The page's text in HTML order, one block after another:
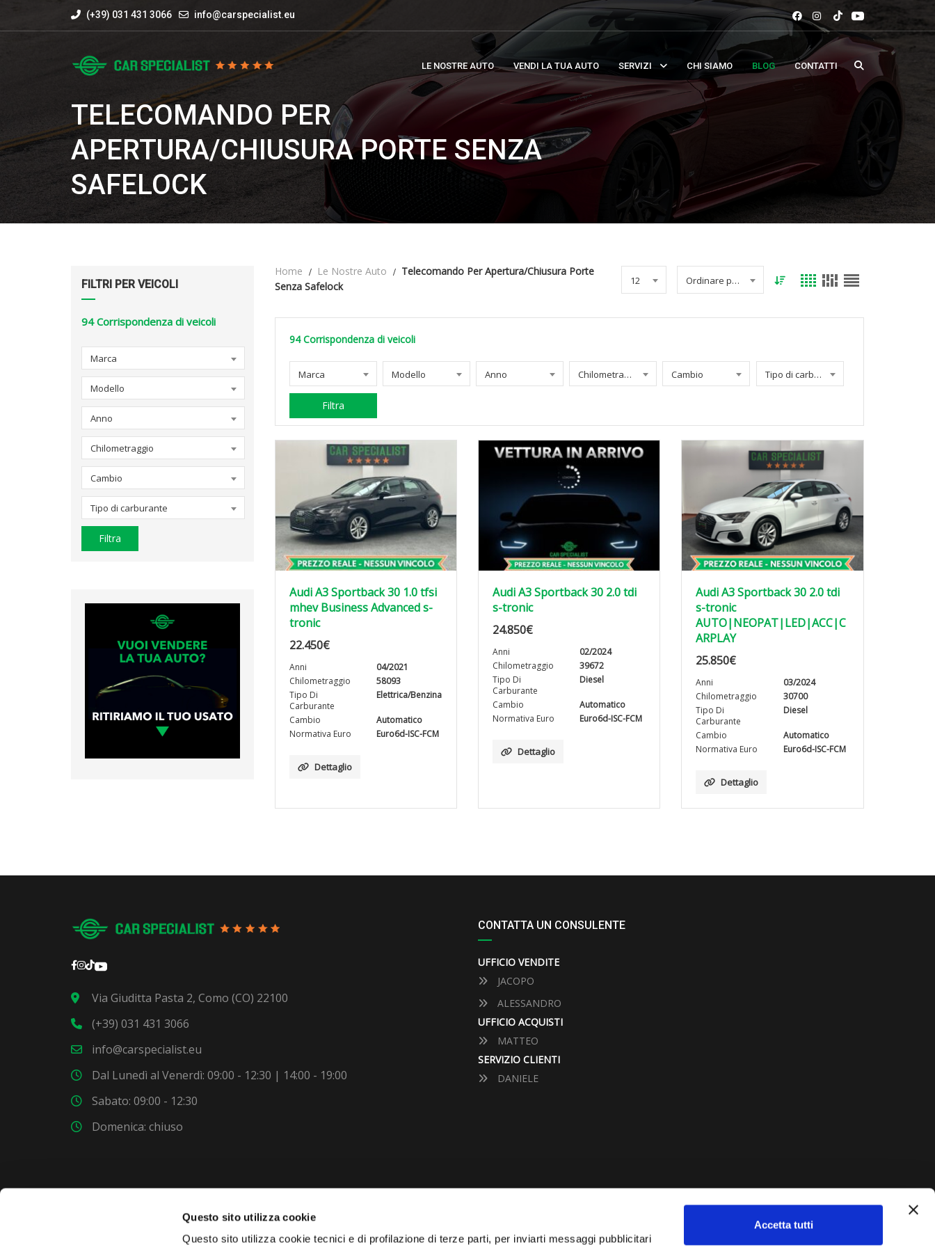
Questo sito utilizza cookie
Questo sito utilizza cookie tecnici e di profilazione di terze parti, per inviarti messaggi pubblicitari
Accetta tutti
(+39) 031 431 3066 info@carspecialist.eu
LE NOSTRE AUTO VENDI LA TUA AUTO SERVIZI CHI SIAMO BLOG CONTATTI
TELECOMANDO PER
APERTURA/CHIUSURA PORTE SENZA
SAFELOCK
FILTRI PER VEICOLI
94 Corrispondenza di veicoli
Marca
Modello
Anno
Chilometraggio
Cambio
Tipo di carburante
Filtra
Home Le Nostre Auto
Telecomando Per Apertura/chiusura Porte
Senza Safelock
12 Ordinare per data
94 Corrispondenza di veicoli
Marca Modello Anno Chilometraggio Cambio Tipo di carburante
Filtra
Audi A3 Sportback 30 1.0 tfsi
mhev Business Advanced s-
tronic
22.450€
Anni
04/2021
Chilometraggio
58093
Tipo Di
Carburante
Elettrica/Benzina
Cambio
Automatico
Normativa Euro
Euro6d-ISC-FCM
Dettaglio
Audi A3 Sportback 30 2.0 tdi
s-tronic
24.850€
Anni
02/2024
Chilometraggio
39672
Tipo Di
Carburante
Diesel
Cambio
Automatico
Normativa Euro
Euro6d-ISC-FCM
Dettaglio
Audi A3 Sportback 30 2.0 tdi
s-tronic
AUTO|NEOPAT|LED|ACC|C
ARPLAY
25.850€
Anni
03/2024
Chilometraggio
30700
Tipo Di
Carburante
Diesel
Cambio
Automatico
Normativa Euro
Euro6d-ISC-FCM
Dettaglio
Via Giuditta Pasta 2, Como (CO) 22100
(+39) 031 431 3066
info@carspecialist.eu
Dal Lunedì al Venerdì: 09:00 - 12:30 | 14:00 - 19:00
Sabato: 09:00 - 12:30
Domenica: chiuso
CONTATTA UN CONSULENTE
UFFICIO VENDITE
JACOPO
ALESSANDRO
UFFICIO ACQUISTI
MATTEO
SERVIZIO CLIENTI
DANIELE
VUOI COMPRARE UNA NUOVA AUTO? VUOI VENDERE LA TUA AUTO?